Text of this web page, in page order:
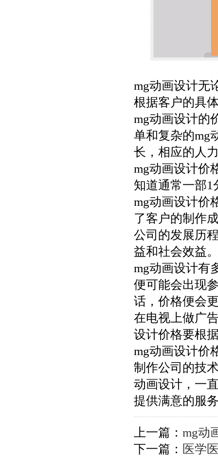
mg动画设计无
根据客户的具
mg动画设计的
单和复杂的mg
长，相应的人
mg动画设计价
知道通常一部1
mg动画设计价
了客户的制作
公司的发展历
益和社会效益
mg动画设计有
便可能会出现
话，价格便会
在电视上做广
设计价格要根
mg动画设计价
制作公司的技
动画设计，一
提供满意的服
上一篇： mg动
下一篇： 医学